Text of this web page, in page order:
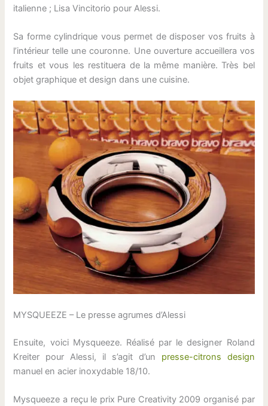
italienne ; Lisa Vincitorio pour Alessi.
Sa forme cylindrique vous permet de disposer vos fruits à
l’intérieur telle une couronne. Une ouverture accueillera vos
fruits et vous les restituera de la même manière. Très bel
objet graphique et design dans une cuisine.
MYSQUEEZE – Le presse agrumes d’Alessi
Ensuite, voici Mysqueeze. Réalisé par le designer Roland
Kreiter pour Alessi, il s’agit d’un presse-citrons design
manuel en acier inoxydable 18/10.
Mysqueeze a reçu le prix Pure Creativity 2009 organisé par